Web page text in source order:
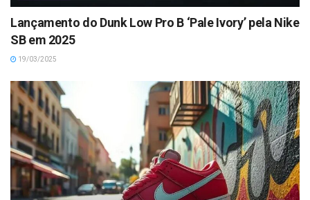
Lançamento do Dunk Low Pro B ‘Pale Ivory’ pela Nike
SB em 2025
19/03/2025